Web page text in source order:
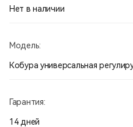
Нет в наличии
Модель:
Кобура универсальная
Гарантия:
14 дней